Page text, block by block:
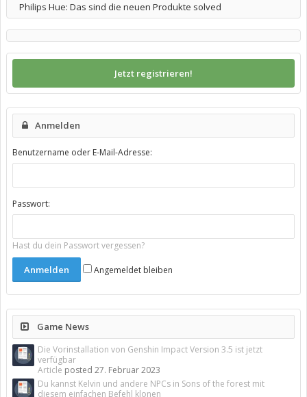
Philips Hue: Das sind die neuen Produkte solved
Jetzt registrieren!
Anmelden
Benutzername oder E-Mail-Adresse:
Passwort:
Hast du dein Passwort vergessen?
Angemeldet bleiben
Game News
Die Vorinstallation von Genshin Impact Version 3.5 ist jetzt
verfügbar
Article posted 27. Februar 2023
Du kannst Kelvin und andere NPCs in Sons of the forest mit
diesem einfachen Befehl klonen